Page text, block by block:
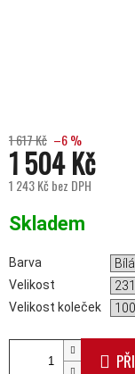
1 617 Kč –6 %
1 504 Kč
1 243 Kč bez DPH
Skladem
Barva
Velikost
Velikost koleček